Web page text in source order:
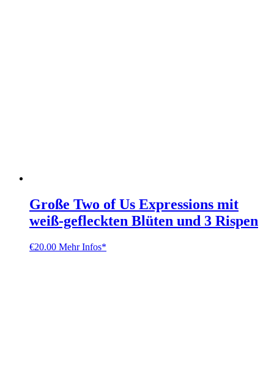
Große Two of Us Expressions mit
weiß-gefleckten Blüten und 3 Rispen
€20.00 Mehr Infos*